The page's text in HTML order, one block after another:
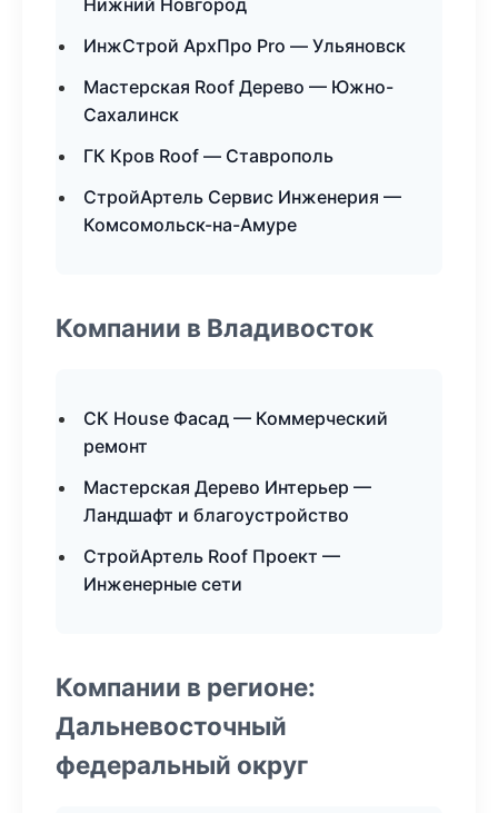
Нижний Новгород
ИнжСтрой АрхПро Pro — Ульяновск
Мастерская Roof Дерево — Южно-
Сахалинск
ГК Кров Roof — Ставрополь
СтройАртель Сервис Инженерия —
Комсомольск-на-Амуре
Компании в Владивосток
СК House Фасад — Коммерческий
ремонт
Мастерская Дерево Интерьер —
Ландшафт и благоустройство
СтройАртель Roof Проект —
Инженерные сети
Компании в регионе:
Дальневосточный
федеральный округ